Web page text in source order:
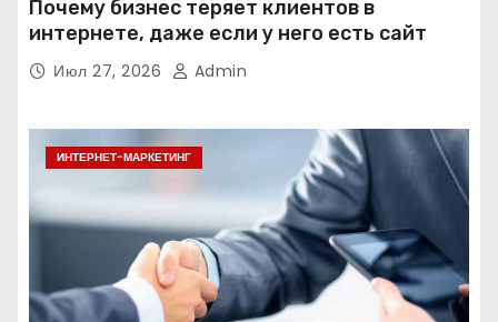
Почему бизнес теряет клиентов в
интернете, даже если у него есть сайт
Июл 27, 2026 Admin
ИНТЕРНЕТ-МАРКЕТИНГ